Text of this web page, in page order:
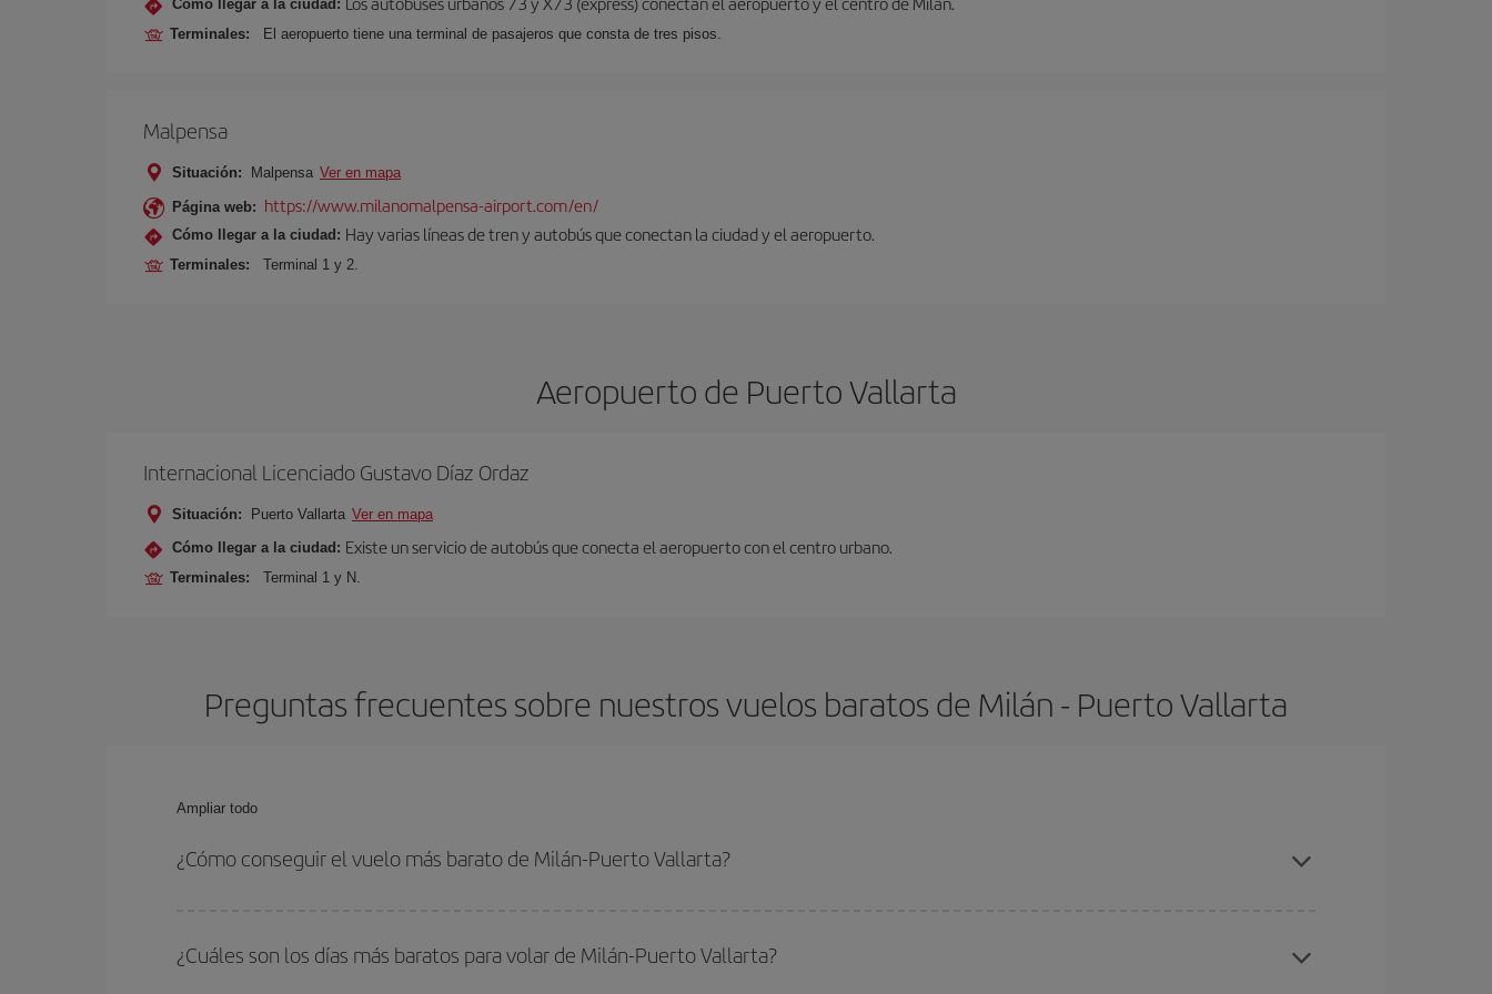
Cómo llegar a la ciudad:
Terminales: El aeropuerto tiene una terminal de pasajeros que consta de tres pisos.
Malpensa
Situación: Malpensa Ver en mapa
Página web: https://www.milanomalpensa-airport.com/en/
Cómo llegar a la ciudad: Hay varias líneas de tren y autobús que conectan la ciudad y el aeropuerto.
Terminales: Terminal 1 y 2.
Aeropuerto de Puerto Vallarta
Internacional Licenciado Gustavo Díaz Ordaz
Situación: Puerto Vallarta Ver en mapa
Cómo llegar a la ciudad: Existe un servicio de autobús que conecta el aeropuerto con el centro urbano.
Terminales: Terminal 1 y N.
Preguntas frecuentes sobre nuestros vuelos baratos de Milán - Puerto Vallarta
Ampliar todo
¿Cómo conseguir el vuelo más barato de Milán-Puerto Vallarta?
las fechas y horarios de ida y vuelta.
¿Cuáles son los días más baratos para volar de Milán-Puerto Vallarta?